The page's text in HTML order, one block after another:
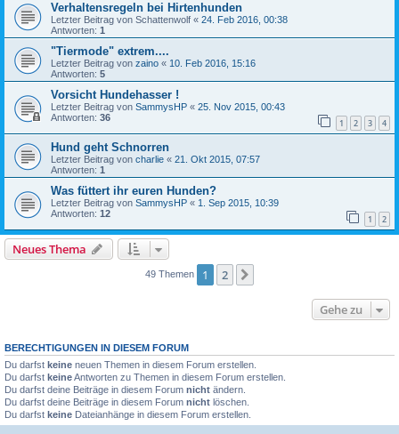
Verhaltensregeln bei Hirtenhunden
Letzter Beitrag von Schattenwolf « 24. Feb 2016, 00:38
Antworten: 1
"Tiermode" extrem....
Letzter Beitrag von zaino « 10. Feb 2016, 15:16
Antworten: 5
Vorsicht Hundehasser !
Letzter Beitrag von SammysHP « 25. Nov 2015, 00:43
Antworten: 36 1 2 3 4
Hund geht Schnorren
Letzter Beitrag von charlie « 21. Okt 2015, 07:57
Antworten: 1
Was füttert ihr euren Hunden?
Letzter Beitrag von SammysHP « 1. Sep 2015, 10:39
Antworten: 12 1 2
Neues Thema
49 Themen 1 2
Gehe zu
BERECHTIGUNGEN IN DIESEM FORUM
Du darfst keine neuen Themen in diesem Forum erstellen.
Du darfst keineAntworten zu Themen in diesem Forum erstellen.
Du darfst deine Beiträge in diesem Forum nicht ändern.
Du darfst deine Beiträge in diesem Forum nicht löschen.
Du darfst keine Dateianhänge in diesem Forum erstellen.